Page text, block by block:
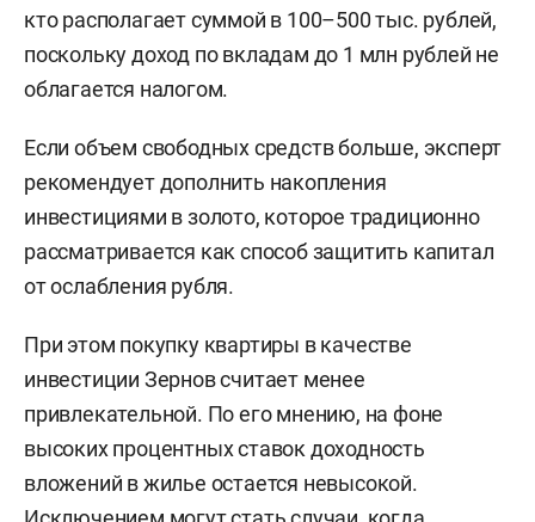
кто располагает суммой в 100–500 тыс. рублей,
поскольку доход по вкладам до 1 млн рублей не
облагается налогом.
Если объем свободных средств больше, эксперт
рекомендует дополнить накопления
инвестициями в золото, которое традиционно
рассматривается как способ защитить капитал
от ослабления рубля.
При этом покупку квартиры в качестве
инвестиции Зернов считает менее
привлекательной. По его мнению, на фоне
высоких процентных ставок доходность
вложений в жилье остается невысокой.